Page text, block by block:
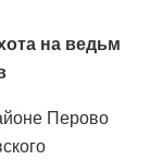
на ведьм
Перово